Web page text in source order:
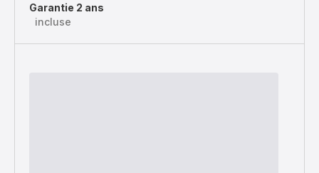
Garantie 2 ans
incluse